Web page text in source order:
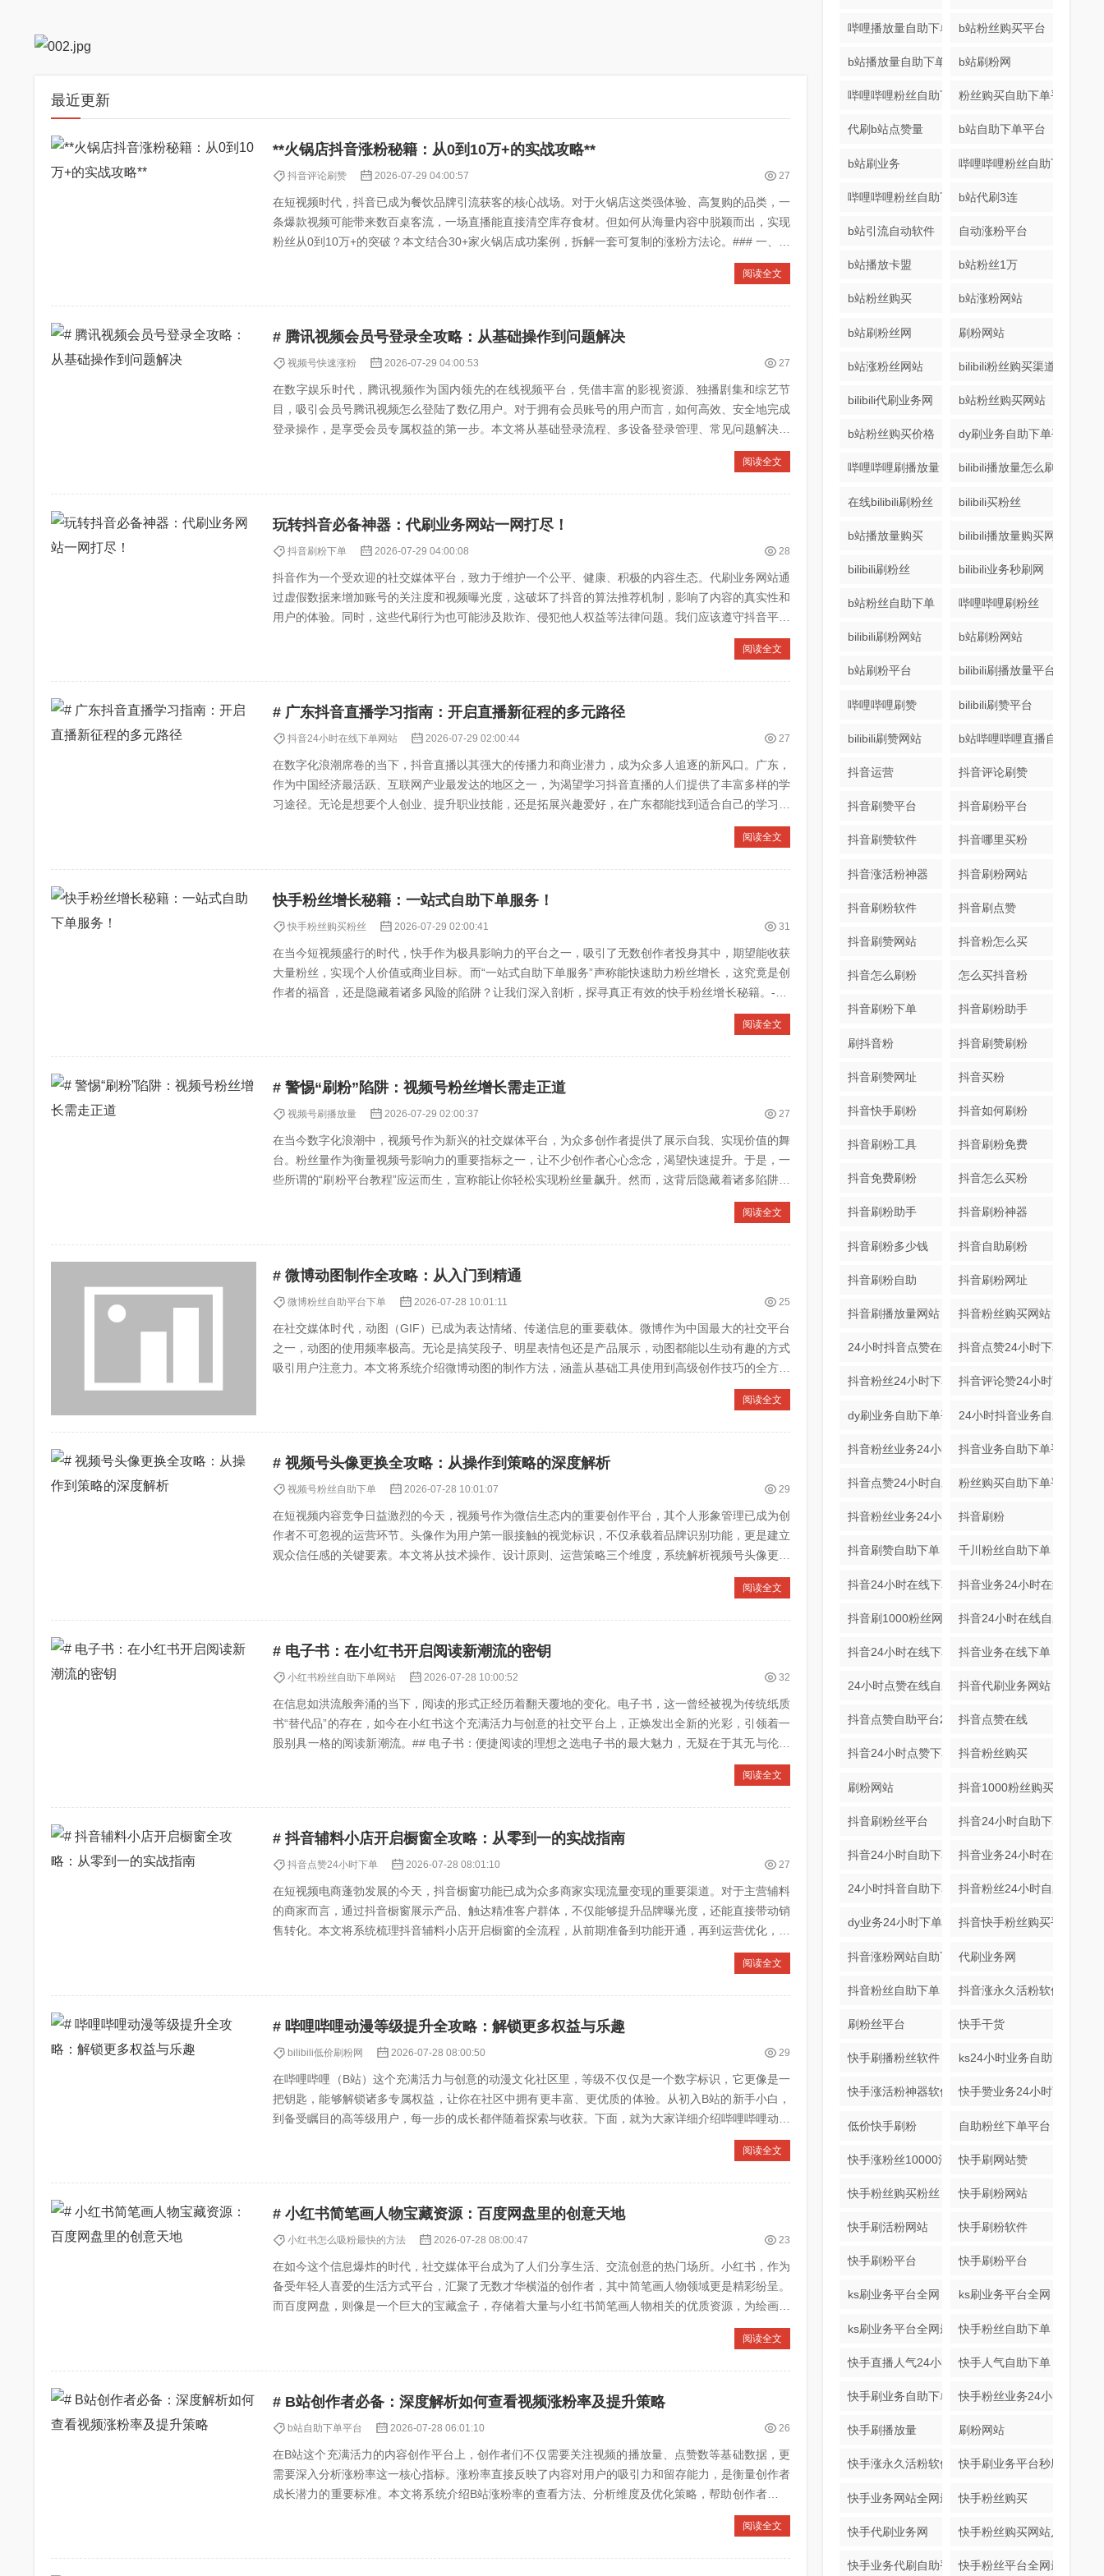
最近更新
**火锅店抖音涨粉秘籍：从0到10万+的实战攻略**
抖音评论刷赞 2026-07-29 04:00:57 27
在短视频时代，抖音已成为餐饮品牌引流获客的核心战场。对于火锅店这类强体验、高复购的品类，一
条爆款视频可能带来数百桌客流，一场直播能直接清空库存食材。但如何从海量内容中脱颖而出，实现
粉丝从0到10万+的突破？本文结合30+家火锅店成功案例，拆解一套可复制的涨粉方法论。### 一、账
阅读全文
# 腾讯视频会员号登录全攻略：从基础操作到问题解决
视频号快速涨粉 2026-07-29 04:00:53 27
在数字娱乐时代，腾讯视频作为国内领先的在线视频平台，凭借丰富的影视资源、独播剧集和综艺节
目，吸引会员号腾讯视频怎么登陆了数亿用户。对于拥有会员账号的用户而言，如何高效、安全地完成
登录操作，是享受会员专属权益的第一步。本文将从基础登录流程、多设备登录管理、常见问题解决及
阅读全文
玩转抖音必备神器：代刷业务网站一网打尽！
抖音刷粉下单 2026-07-29 04:00:08 28
抖音作为一个受欢迎的社交媒体平台，致力于维护一个公平、健康、积极的内容生态。代刷业务网站通
过虚假数据来增加账号的关注度和视频曝光度，这破坏了抖音的算法推荐机制，影响了内容的真实性和
用户的体验。同时，这些代刷行为也可能涉及欺诈、侵犯他人权益等法律问题。我们应该遵守抖音平台
阅读全文
# 广东抖音直播学习指南：开启直播新征程的多元路径
抖音24小时在线下单网站 2026-07-29 02:00:44 27
在数字化浪潮席卷的当下，抖音直播以其强大的传播力和商业潜力，成为众多人追逐的新风口。广东，
作为中国经济最活跃、互联网产业最发达的地区之一，为渴望学习抖音直播的人们提供了丰富多样的学
习途径。无论是想要个人创业、提升职业技能，还是拓展兴趣爱好，在广东都能找到适合自己的学习方
阅读全文
快手粉丝增长秘籍：一站式自助下单服务！
快手粉丝购买粉丝 2026-07-29 02:00:41 31
在当今短视频盛行的时代，快手作为极具影响力的平台之一，吸引了无数创作者投身其中，期望能收获
大量粉丝，实现个人价值或商业目标。而“一站式自助下单服务”声称能快速助力粉丝增长，这究竟是创
作者的福音，还是隐藏着诸多风险的陷阱？让我们深入剖析，探寻真正有效的快手粉丝增长秘籍。---#
阅读全文
# 警惕“刷粉”陷阱：视频号粉丝增长需走正道
视频号刷播放量 2026-07-29 02:00:37 27
在当今数字化浪潮中，视频号作为新兴的社交媒体平台，为众多创作者提供了展示自我、实现价值的舞
台。粉丝量作为衡量视频号影响力的重要指标之一，让不少创作者心心念念，渴望快速提升。于是，一
些所谓的“刷粉平台教程”应运而生，宣称能让你轻松实现粉丝量飙升。然而，这背后隐藏着诸多陷阱与
阅读全文
# 微博动图制作全攻略：从入门到精通
微博粉丝自助平台下单 2026-07-28 10:01:11 25
在社交媒体时代，动图（GIF）已成为表达情绪、传递信息的重要载体。微博作为中国最大的社交平台
之一，动图的使用频率极高。无论是搞笑段子、明星表情包还是产品展示，动图都能以生动有趣的方式
吸引用户注意力。本文将系统介绍微博动图的制作方法，涵盖从基础工具使用到高级创作技巧的全方位
阅读全文
# 视频号头像更换全攻略：从操作到策略的深度解析
视频号粉丝自助下单 2026-07-28 10:01:07 29
在短视频内容竞争日益激烈的今天，视频号作为微信生态内的重要创作平台，其个人形象管理已成为创
作者不可忽视的运营环节。头像作为用户第一眼接触的视觉标识，不仅承载着品牌识别功能，更是建立
观众信任感的关键要素。本文将从技术操作、设计原则、运营策略三个维度，系统解析视频号头像更换
阅读全文
# 电子书：在小红书开启阅读新潮流的密钥
小红书粉丝自助下单网站 2026-07-28 10:00:52 32
在信息如洪流般奔涌的当下，阅读的形式正经历着翻天覆地的变化。电子书，这一曾经被视为传统纸质
书“替代品”的存在，如今在小红书这个充满活力与创意的社交平台上，正焕发出全新的光彩，引领着一
股别具一格的阅读新潮流。## 电子书：便捷阅读的理想之选电子书的最大魅力，无疑在于其无与伦比
阅读全文
# 抖音辅料小店开启橱窗全攻略：从零到一的实战指南
抖音点赞24小时下单 2026-07-28 08:01:10 27
在短视频电商蓬勃发展的今天，抖音橱窗功能已成为众多商家实现流量变现的重要渠道。对于主营辅料
的商家而言，通过抖音橱窗展示产品、触达精准客户群体，不仅能够提升品牌曝光度，还能直接带动销
售转化。本文将系统梳理抖音辅料小店开启橱窗的全流程，从前期准备到功能开通，再到运营优化，为
阅读全文
# 哔哩哔哩动漫等级提升全攻略：解锁更多权益与乐趣
bilibili低价刷粉网 2026-07-28 08:00:50 29
在哔哩哔哩（B站）这个充满活力与创意的动漫文化社区里，等级不仅仅是一个数字标识，它更像是一
把钥匙，能够解锁诸多专属权益，让你在社区中拥有更丰富、更优质的体验。从初入B站的新手小白，
到备受瞩目的高等级用户，每一步的成长都伴随着探索与收获。下面，就为大家详细介绍哔哩哔哩动漫
阅读全文
# 小红书简笔画人物宝藏资源：百度网盘里的创意天地
小红书怎么吸粉最快的方法 2026-07-28 08:00:47 23
在如今这个信息爆炸的时代，社交媒体平台成为了人们分享生活、交流创意的热门场所。小红书，作为
备受年轻人喜爱的生活方式平台，汇聚了无数才华横溢的创作者，其中简笔画人物领域更是精彩纷呈。
而百度网盘，则像是一个巨大的宝藏盒子，存储着大量与小红书简笔画人物相关的优质资源，为绘画爱
阅读全文
# B站创作者必备：深度解析如何查看视频涨粉率及提升策略
b站自助下单平台 2026-07-28 06:01:10 26
在B站这个充满活力的内容创作平台上，创作者们不仅需要关注视频的播放量、点赞数等基础数据，更
需要深入分析涨粉率这一核心指标。涨粉率直接反映了内容对用户的吸引力和留存能力，是衡量创作者
成长潜力的重要标准。本文将系统介绍B站涨粉率的查看方法、分析维度及优化策略，帮助创作者实现
阅读全文
哔哩播放量自助下单 b站粉丝购买平台
b站播放量自助下单平台b站刷粉网
哔哩哔哩粉丝自助下单平台粉丝购买自助下单平台
代刷b站点赞量 b站自助下单平台
b站刷业务 哔哩哔哩粉丝自助下单
哔哩哔哩粉丝自助下单b站代刷3连
b站引流自动软件 自动涨粉平台
b站播放卡盟 b站粉丝1万
b站粉丝购买 b站涨粉网站
b站刷粉丝网 刷粉网站
b站涨粉丝网站 bilibili粉丝购买渠道网站
bilibili代刷业务网 b站粉丝购买网站
b站粉丝购买价格 dy刷业务自助下单平台
哔哩哔哩刷播放量 bilibili播放量怎么刷
在线bilibili刷粉丝 bilibili买粉丝
b站播放量购买 bilibili播放量购买网站
bilibili刷粉丝 bilibili业务秒刷网
b站粉丝自助下单 哔哩哔哩刷粉丝
bilibili刷粉网站 b站刷粉网站
b站刷粉平台 bilibili刷播放量平台
哔哩哔哩刷赞 bilibili刷赞平台
bilibili刷赞网站 b站哔哩哔哩直播自助下单
抖音运营 抖音评论刷赞
抖音刷赞平台 抖音刷粉平台
抖音刷赞软件 抖音哪里买粉
抖音涨活粉神器 抖音刷粉网站
抖音刷粉软件 抖音刷点赞
抖音刷赞网站 抖音粉怎么买
抖音怎么刷粉 怎么买抖音粉
抖音刷粉下单 抖音刷粉助手
刷抖音粉 抖音刷赞刷粉
抖音刷赞网址 抖音买粉
抖音快手刷粉 抖音如何刷粉
抖音刷粉工具 抖音刷粉免费
抖音免费刷粉 抖音怎么买粉
抖音刷粉助手 抖音刷粉神器
抖音刷粉多少钱 抖音自助刷粉
抖音刷粉自助 抖音刷粉网址
抖音刷播放量网站 抖音粉丝购买网站
24小时抖音点赞在线自助平台抖音点赞24小时下单
抖音粉丝24小时下单 抖音评论赞24小时下单
dy刷业务自助下单平台24小时抖音业务自助下单平
抖音粉丝业务24小时平台入口抖音业务自助下单平台秒刷
抖音点赞24小时自助平台下单粉丝购买自助下单平台
抖音粉丝业务24小时平台抖音刷粉
抖音刷赞自助下单 千川粉丝自助下单
抖音24小时在线下单网站抖音业务24小时在线下单商
抖音刷1000粉丝网站免费抖音24小时在线自助下单网
抖音24小时在线下单 抖音业务在线下单
24小时点赞在线自助平台抖音代刷业务网站
抖音点赞自助平台24小时全网最低
抖音点赞在线
抖音24小时点赞下单平台抖音粉丝购买
刷粉网站 抖音1000粉丝购买
抖音刷粉丝平台 抖音24小时自助下单网站
抖音24小时自助下单平台抖音业务24小时在线下单免
24小时抖音自助下单平台抖音粉丝24小时自助下单
dy业务24小时下单平台抖音快手粉丝购买平台
抖音涨粉网站自助下单代刷业务网
抖音粉丝自助下单 抖音涨永久活粉软件
刷粉丝平台 快手干货
快手刷播粉丝软件 ks24小时业务自助下单平台
快手涨活粉神器软件 快手赞业务24小时下单平台
低价快手刷粉 自助粉丝下单平台
快手涨粉丝10000活粉快手刷网站赞
快手粉丝购买粉丝 快手刷粉网站
快手刷活粉网站 快手刷粉软件
快手刷粉平台 快手刷粉平台
ks刷业务平台全网 ks刷业务平台全网
ks刷业务平台全网最低快手粉丝自助下单
快手直播人气24小时下单平台快手人气自助下单
快手刷业务自助下单平台快手粉丝业务24小时平台入
快手刷播放量 刷粉网站
快手涨永久活粉软件 快手刷业务平台秒刷
快手业务网站全网最低快手粉丝购买
快手代刷业务网 快手粉丝购买网站入口
快手业务代刷自助平台快手粉丝平台全网最低价